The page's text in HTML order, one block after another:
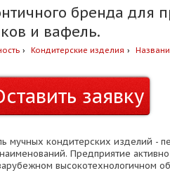
бренда для
и вафель.
Кондитерcкие изделия
заявку
мучных кондитерских изделий -
Предприятие активно
высокотехнологичном